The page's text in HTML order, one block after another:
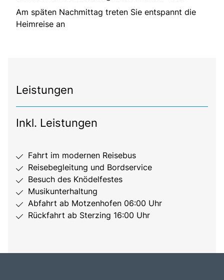
Am späten Nachmittag treten Sie entspannt die
Heimreise an
Leistungen
Inkl. Leistungen
Fahrt im modernen Reisebus
Reisebegleitung und Bordservice
Besuch des Knödelfestes
Musikunterhaltung
Abfahrt ab Motzenhofen 06:00 Uhr
Rückfahrt ab Sterzing 16:00 Uhr